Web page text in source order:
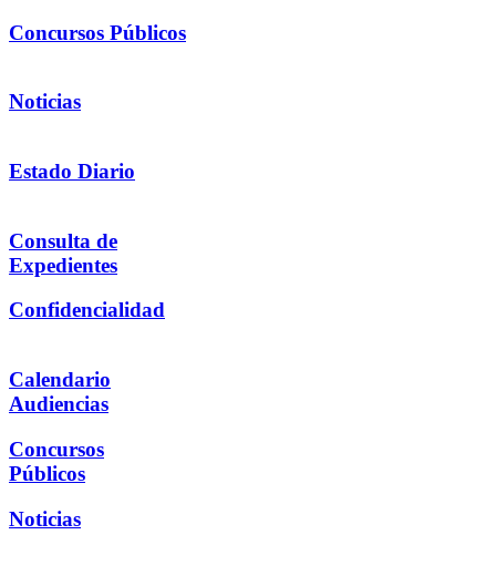
Concursos Públicos
Noticias
Estado Diario
Consulta de
Expedientes
Confidencialidad
Calendario
Audiencias
Concursos
Públicos
Noticias